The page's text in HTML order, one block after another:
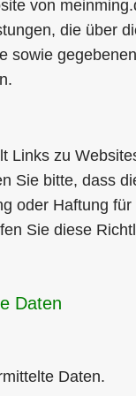
von
die über
sowie
Links zu
Sie bitte, dass
oder Haftung
Sie diese
Daten
Daten.